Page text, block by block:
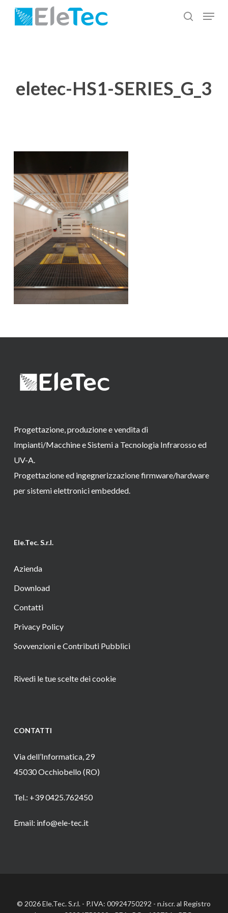
Salta
cerca
Menu
eletec-HS1-SERIES_G_3
Progettazione, produzione e vendita di
Impianti/Macchine e Sistemi a Tecnologia Infrarosso ed
UV-A.
Progettazione ed ingegnerizzazione firmware/hardware
per sistemi elettronici embedded.
Ele.Tec. S.r.l.
Azienda
Download
Contatti
Privacy Policy
Sovvenzioni e Contributi Pubblici
Rivedi le tue scelte dei cookie
CONTATTI
Via dell’Informatica, 29
45030 Occhiobello (RO)
Tel.: +39 0425.762450
Email: info@ele-tec.it
© 2026 Ele.Tec. S.r.l. - P.IVA: 00924750292 - n.iscr. al Registro